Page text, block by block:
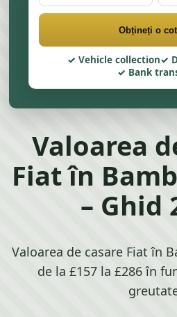
Obțineți o
Vehicle collection
Bank
Valoarea
Fiat în
– Ghid
Valoarea de casare Fiat în
de la £157 la £286 în